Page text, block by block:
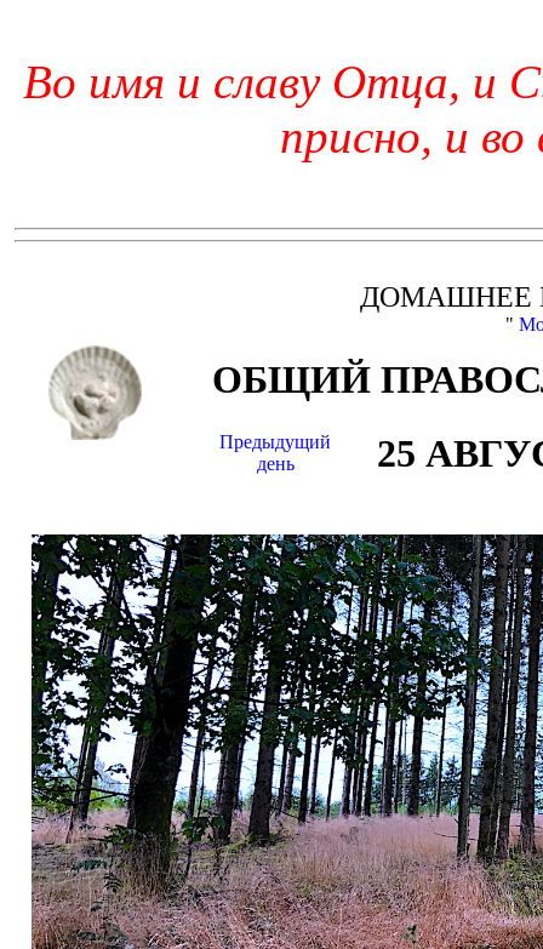
Во имя и славу Отца, и
присно, и во
ДОМАШНЕЕ
"
ОБЩИЙ
Предыдущий
день
25